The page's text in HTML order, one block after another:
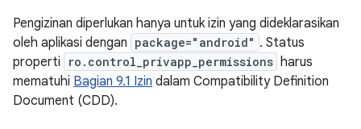
Pengizinan diperlukan hanya untuk izin yang dideklarasikan
oleh aplikasi dengan package="android" . Status
properti
ro.control_privapp_permissions harus
mematuhi Bagian 9.1 Izin dalam Compatibility Definition
Document (CDD).